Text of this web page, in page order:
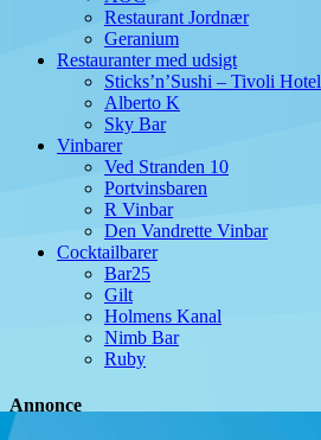
Restaurant Jordnær
Geranium
Restauranter med udsigt
Sticks’n’Sushi – Tivoli Hotel
Alberto K
Sky Bar
Vinbarer
Ved Stranden 10
Portvinsbaren
R Vinbar
Den Vandrette Vinbar
Cocktailbarer
Bar25
Gilt
Holmens Kanal
Nimb Bar
Ruby
Annonce